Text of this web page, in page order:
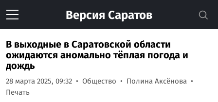
Версия Саратов
В выходные в Саратовской области
ожидаются аномально тёплая погода и
дождь
28 марта 2025, 09:32 Общество
Полина Аксёнова
Печать